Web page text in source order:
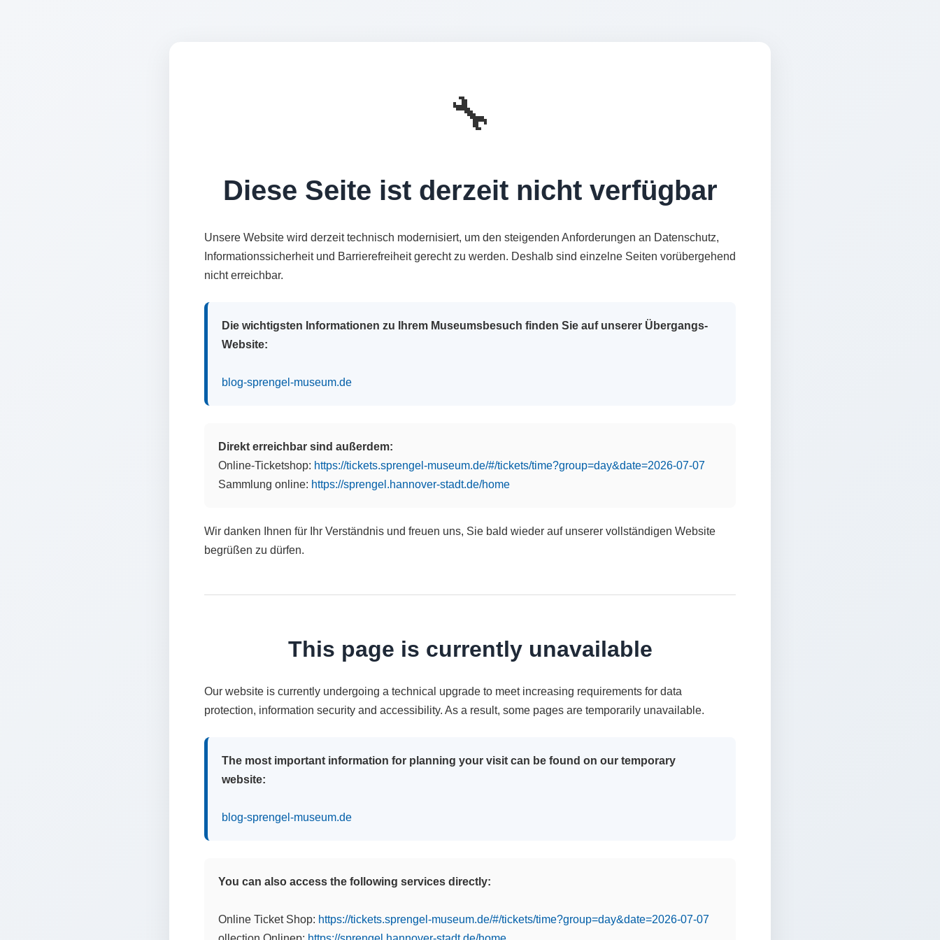
🔧
Diese Seite ist derzeit nicht verfügbar
Unsere Website wird derzeit technisch modernisiert, um den steigenden Anforderungen an Datenschutz,
Informationssicherheit und Barrierefreiheit gerecht zu werden. Deshalb sind einzelne Seiten vorübergehend
nicht erreichbar.
Die wichtigsten Informationen zu Ihrem Museumsbesuch finden Sie auf unserer Übergangs-
Website:
blog-sprengel-museum.de
Direkt erreichbar sind außerdem:
Online-Ticketshop: https://tickets.sprengel-museum.de/#/tickets/time?group=day&date=2026-07-07
Sammlung online: https://sprengel.hannover-stadt.de/home
Wir danken Ihnen für Ihr Verständnis und freuen uns, Sie bald wieder auf unserer vollständigen Website
begrüßen zu dürfen.
This page is currently unavailable
Our website is currently undergoing a technical upgrade to meet increasing requirements for data
protection, information security and accessibility. As a result, some pages are temporarily unavailable.
The most important information for planning your visit can be found on our temporary
website:
blog-sprengel-museum.de
You can also access the following services directly:
Online Ticket Shop: https://tickets.sprengel-museum.de/#/tickets/time?group=day&date=2026-07-07